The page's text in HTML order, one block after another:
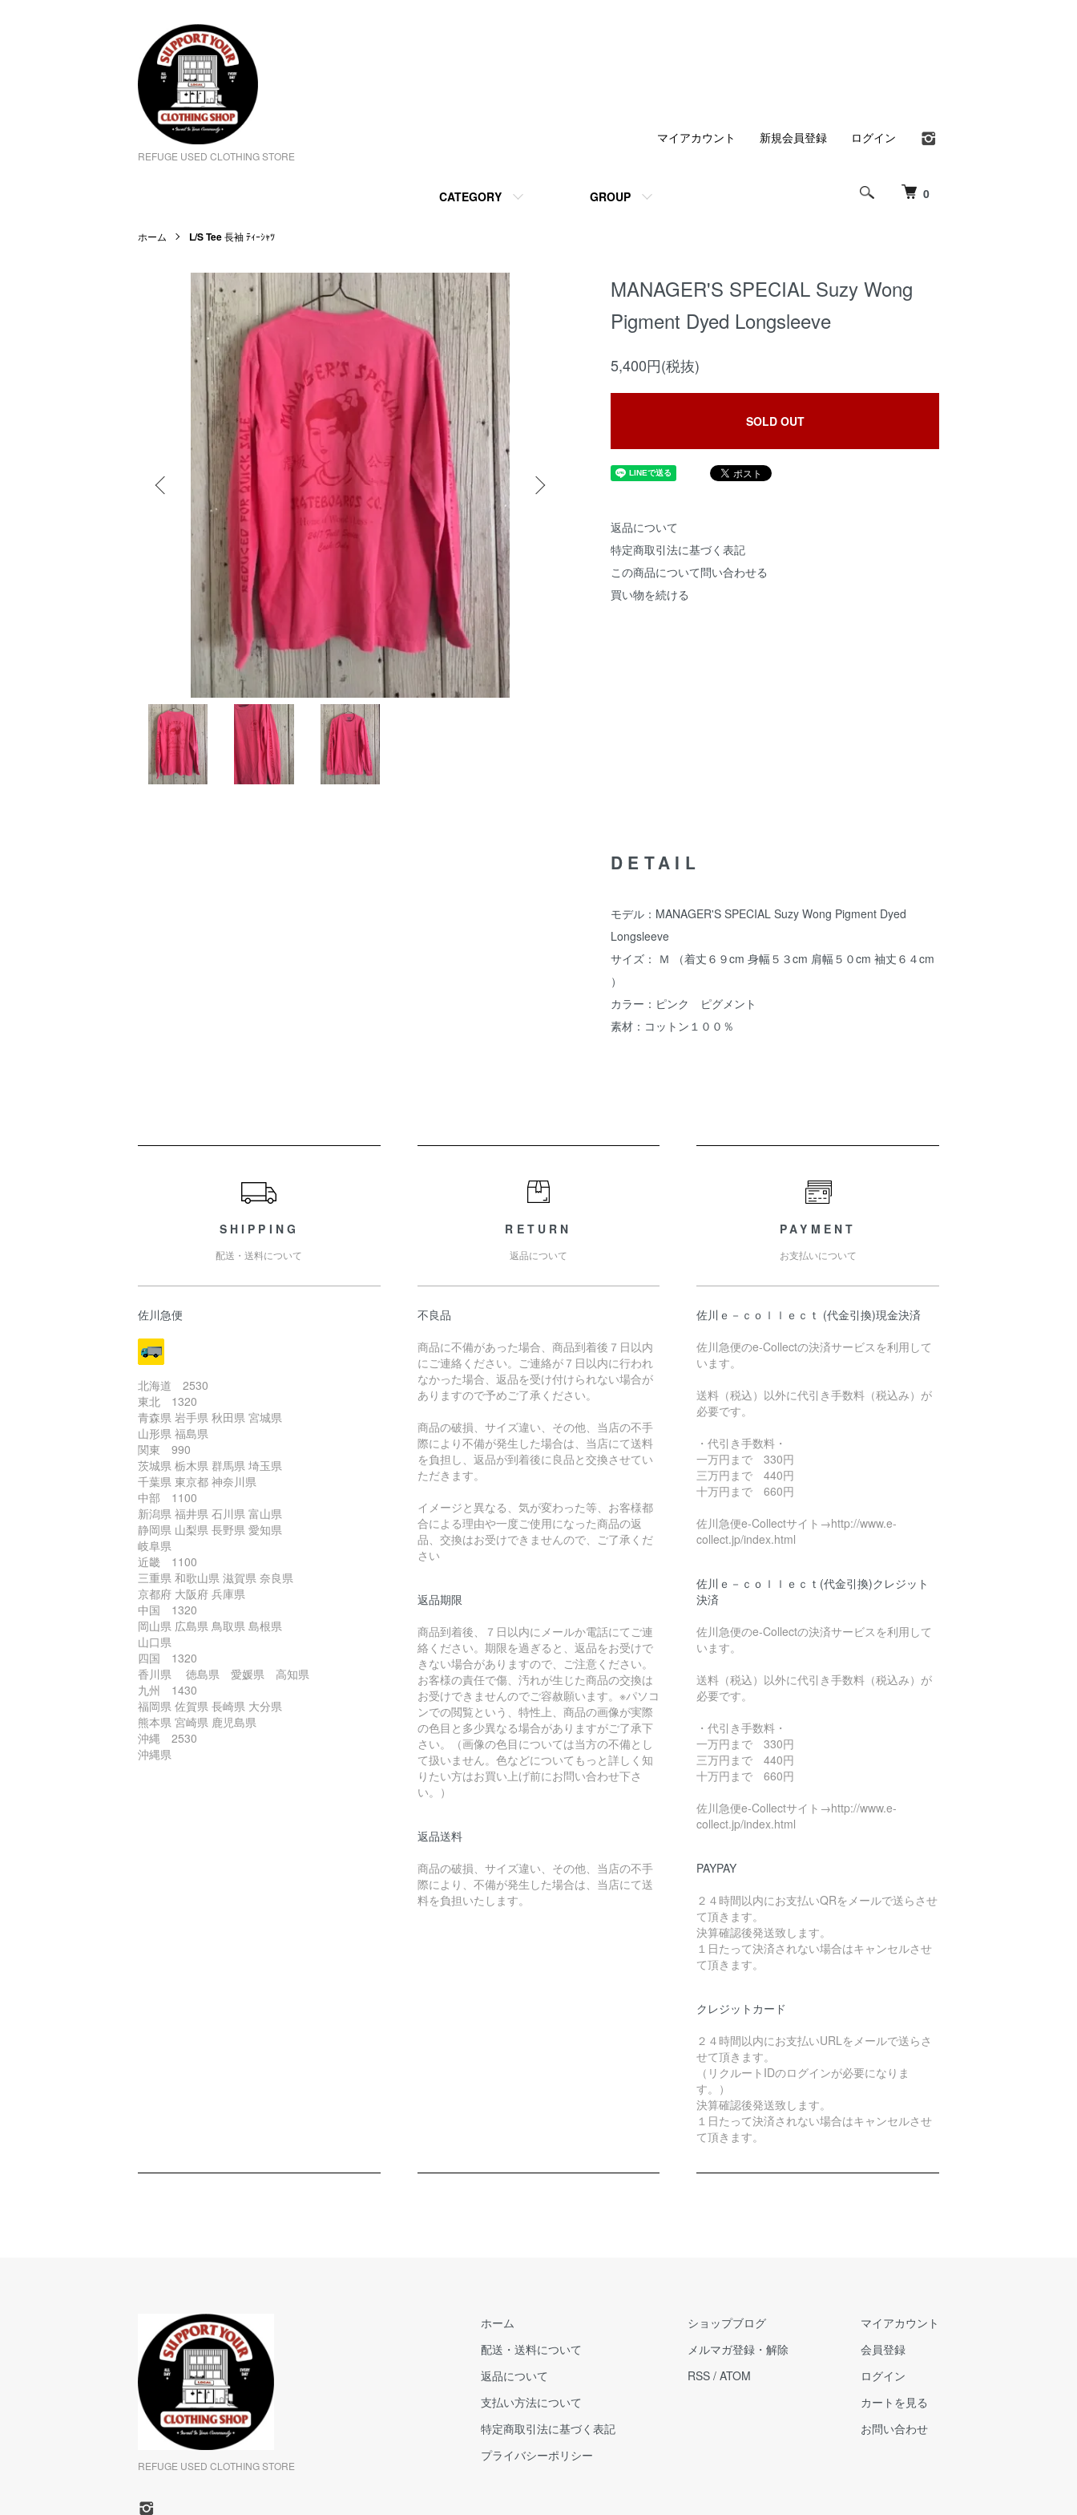
REFUGE USED CLOTHING STORE
0
CATEGORY GROUP
マイアカウント 新規会員登録 ログイン
ホーム L/S Tee長袖 ﾃｨｰｼｬﾂ
MANAGER'S SPECIAL Suzy Wong
Pigment Dyed Longsleeve
5,400円(税抜)
SOLD OUT
返品について
特定商取引法に基づく表記
この商品について問い合わせる
買い物を続ける
DETAIL
モデル：MANAGER'S SPECIAL Suzy Wong Pigment Dyed
Longsleeve
サイズ： Ｍ （着丈６９cm 身幅５３cm 肩幅５０cm 袖丈６４cm
）
カラー：ピンク ピグメント
素材：コットン１００％
SHIPPING
配送・送料について
佐川急便
北海道 2530
東北 1320
青森県 岩手県 秋田県 宮城県
山形県 福島県
関東 990
茨城県 栃木県 群馬県 埼玉県
千葉県 東京都 神奈川県
中部 1100
新潟県 福井県 石川県 富山県
静岡県 山梨県 長野県 愛知県
岐阜県
近畿 1100
三重県 和歌山県 滋賀県 奈良県
京都府 大阪府 兵庫県
中国 1320
岡山県 広島県 鳥取県 島根県
山口県
四国 1320
香川県 徳島県 愛媛県 高知県
九州 1430
福岡県 佐賀県 長崎県 大分県
熊本県 宮崎県 鹿児島県
沖縄 2530
沖縄県
RETURN
返品について
不良品
商品に不備があった場合、商品到着後７日以内
にご連絡ください。ご連絡が７日以内に行われ
なかった場合、返品を受け付けられない場合が
ありますので予めご了承ください。
商品の破損、サイズ違い、その他、当店の不手
際により不備が発生した場合は、当店にて送料
を負担し、返品が到着後に良品と交換させてい
ただきます。
イメージと異なる、気が変わった等、お客様都
合による理由や一度ご使用になった商品の返
品、交換はお受けできませんので、ご了承くだ
さい
返品期限
商品到着後、７日以内にメールか電話にてご連
絡ください。期限を過ぎると、返品をお受けで
きない場合がありますので、ご注意ください。
お客様の責任で傷、汚れが生じた商品の交換は
お受けできませんのでご容赦願います。※パソコ
ンでの閲覧という、特性上、商品の画像が実際
の色目と多少異なる場合がありますがご了承下
さい。（画像の色目については当方の不備とし
て扱いません。色などについてもっと詳しく知
りたい方はお買い上げ前にお問い合わせ下さ
い。）
返品送料
商品の破損、サイズ違い、その他、当店の不手
際により、不備が発生した場合は、当店にて送
料を負担いたします。
PAYMENT
お支払いについて
佐川ｅ－ｃｏｌｌｅｃｔ (代金引換)現金決済
佐川急便のe-Collectの決済サービスを利用して
います。
送料（税込）以外に代引き手数料（税込み）が
必要です。
・代引き手数料・
一万円まで 330円
三万円まで 440円
十万円まで 660円
佐川急便e-Collectサイト→http://www.e-
collect.jp/index.html
佐川ｅ－ｃｏｌｌｅｃｔ(代金引換)クレジット
決済
佐川急便のe-Collectの決済サービスを利用して
います。
送料（税込）以外に代引き手数料（税込み）が
必要です。
・代引き手数料・
一万円まで 330円
三万円まで 440円
十万円まで 660円
佐川急便e-Collectサイト→http://www.e-
collect.jp/index.html
PAYPAY
２４時間以内にお支払いQRをメールで送らさせ
て頂きます。
決算確認後発送致します。
１日たって決済されない場合はキャンセルさせ
て頂きます。
クレジットカード
２４時間以内にお支払いURLをメールで送らさ
せて頂きます。
（リクルートIDのログインが必要になりま
す。）
決算確認後発送致します。
１日たって決済されない場合はキャンセルさせ
て頂きます。
REFUGE USED CLOTHING STORE
ホーム
配送・送料について
返品について
支払い方法について
特定商取引法に基づく表記
プライバシーポリシー
ショップブログ
メルマガ登録・解除
RSS / ATOM
マイアカウント
会員登録
ログイン
カートを見る
お問い合わせ